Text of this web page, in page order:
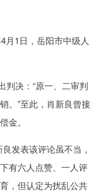
月1日，岳阳市中级人
判决：“原一、二审判
。”至此，肖新良曾接
金。
发表该评论虽不当，
有六人点赞、一人评
，但认定为扰乱公共